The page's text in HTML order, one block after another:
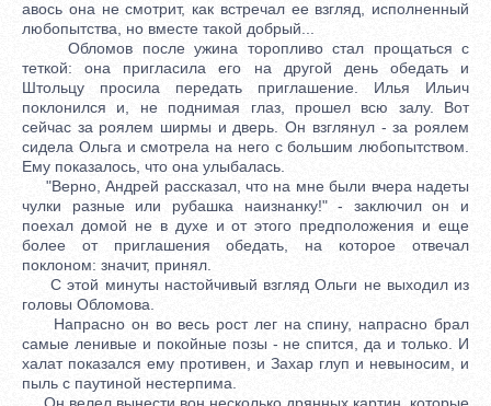
авось она не смотрит, как встречал ее взгляд, исполненный
любопытства, но вместе такой добрый...
Обломов после ужина торопливо стал прощаться с
теткой: она пригласила его на другой день обедать и
Штольцу просила передать приглашение. Илья Ильич
поклонился и, не поднимая глаз, прошел всю залу. Вот
сейчас за роялем ширмы и дверь. Он взглянул - за роялем
сидела Ольга и смотрела на него с большим любопытством.
Ему показалось, что она улыбалась.
"Верно, Андрей рассказал, что на мне были вчера надеты
чулки разные или рубашка наизнанку!" - заключил он и
поехал домой не в духе и от этого предположения и еще
более от приглашения обедать, на которое отвечал
поклоном: значит, принял.
С этой минуты настойчивый взгляд Ольги не выходил из
головы Обломова.
Напрасно он во весь рост лег на спину, напрасно брал
самые ленивые и покойные позы - не спится, да и только. И
халат показался ему противен, и Захар глуп и невыносим, и
пыль с паутиной нестерпима.
Он велел вынести вон несколько дрянных картин, которые